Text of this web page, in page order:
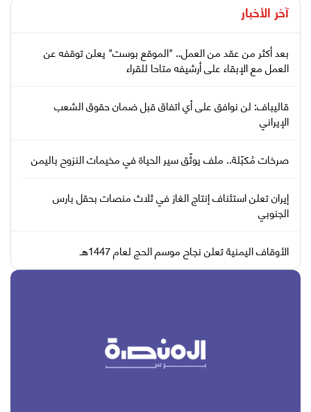
آخر الأخبار
بعد أكثر من عقد من العمل.. "الموقع بوست" يعلن توقفه عن
العمل مع الإبقاء على أرشيفه متاحا للقراء
قاليباف: لن نوافق على أي اتفاق قبل ضمان حقوق الشعب
الإيراني
صرخات مُكبّلة.. ملف يوثّق سير الحياة في مخيمات النزوح باليمن
إيران تعلن استئناف إنتاج الغاز في ثلاث منصات بحقل بارس
الجنوبي
الأوقاف اليمنية تعلن نجاح موسم الحج لعام 1447هـ